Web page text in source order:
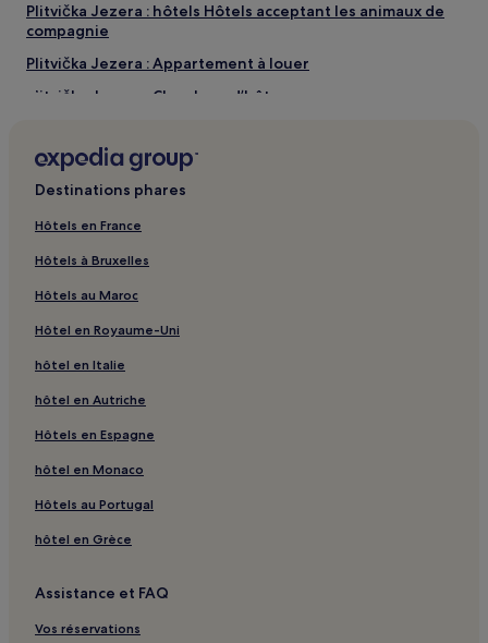
Plitvička Jezera : hôtels Hôtels acceptant les animaux de
compagnie
Plitvička Jezera : Appartement à louer
Plitvička Jezera : Chambres d’hôtes
Plitvička Jezera : hôtels 2 étoiles
Plitvička Jezera : hôtels 3 étoiles
Plitvička Jezera : hôtels Hôtels d’affaires
Plitvička Jezera : hôtels
Jezerce : Chambres d’hôtes
Jezerce : hôtels 3 étoiles
Plitvica Selo : Maison d’hôtes
Destinations phares
Hôtels en France
Hôtels à Bruxelles
Hôtels au Maroc
Hôtel en Royaume-Uni
hôtel en Italie
hôtel en Autriche
Hôtels en Espagne
hôtel en Monaco
Hôtels au Portugal
hôtel en Grèce
Assistance et FAQ
Vos réservations